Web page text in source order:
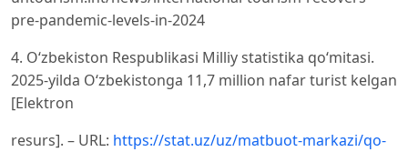
pre-pandemic-levels-in-2024
4. Oʻzbekiston Respublikasi Milliy statistika qoʻmitasi.
2025-yilda Oʻzbekistonga 11,7 million nafar turist kelgan
[Elektron
resurs]. – URL: https://stat.uz/uz/matbuot-markazi/qo-